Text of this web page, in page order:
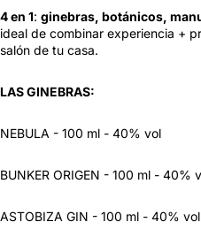
4 en 1: ginebras, botánicos,
ideal de combinar experiencia +
salón de tu casa.
LAS GINEBRAS:
NEBULA - 100 ml - 40% vol
BUNKER ORIGEN - 100 ml - 40%
ASTOBIZA GIN - 100 ml - 40% vol